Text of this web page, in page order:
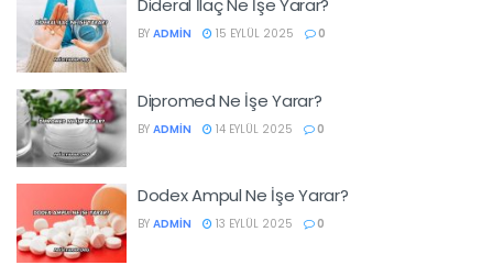
Dideral İlaç Ne İşe Yarar?
BY ADMIN 15 EYLÜL 2025 0
Dipromed Ne İşe Yarar?
BY ADMIN 14 EYLÜL 2025 0
Dodex Ampul Ne İşe Yarar?
BY ADMIN 13 EYLÜL 2025 0